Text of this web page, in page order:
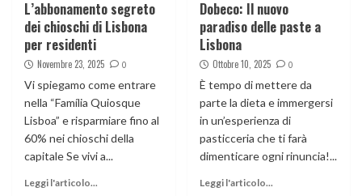
L’abbonamento segreto
dei chioschi di Lisbona
per residenti
Novembre 23, 2025 0
Vi spiegamo come entrare
nella “Família Quiosque
Lisboa” e risparmiare fino al
60% nei chioschi della
capitale Se vivi a...
Leggi l'articolo...
Dobeco: Il nuovo
paradiso delle paste a
Lisbona
Ottobre 10, 2025 0
È tempo di mettere da
parte la dieta e immergersi
in un’esperienza di
pasticceria che ti farà
dimenticare ogni rinuncia!...
Leggi l'articolo...